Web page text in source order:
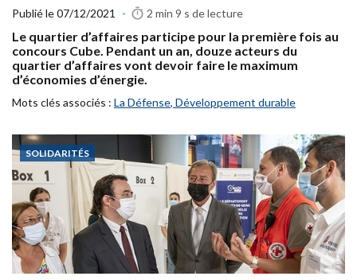
Publié le07/12/2021 - 2 min 9 s de lecture
Le quartier d’affaires participe pour la première fois au
concours Cube. Pendant un an, douze acteurs du
quartier d’affaires vont devoir faire le maximum
d’économies d’énergie.
Mots clés associés : La Défense, Développement durable
SOLIDARITÉS